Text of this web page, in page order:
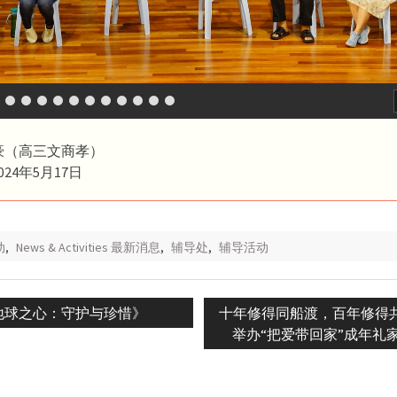
高三文商孝）
年5月17日
, News & Activities 最新消息, 辅导处, 辅导活动
之心：守护与珍惜》
Next
post:
十年修得同船渡，百年修得
举办“把爱带回家”成年礼